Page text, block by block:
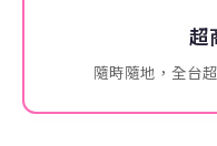
超
隨時隨地，全台